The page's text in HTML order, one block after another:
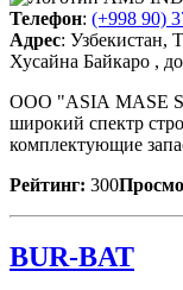
Телефон: (+998 90)
Адрес: Узбекистан,
Хусайна Байкаро ,
ООО "ASIA MASE
широкий спектр
комплектующие
Рейтинг: 300
BUR-BAT